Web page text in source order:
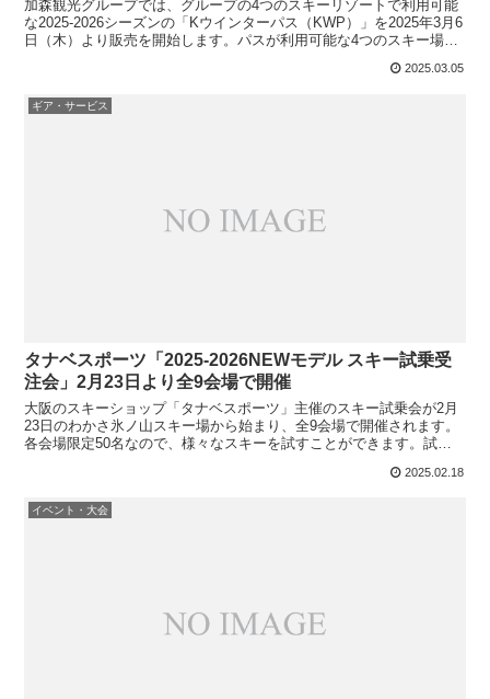
加森観光グループでは、グループの4つのスキーリゾートで利用可能
な2025-2026シーズンの「Kウインターパス（KWP）」を2025年3月6
日（木）より販売を開始します。パスが利用可能な4つのスキー場
2025.03.05
ギア・サービス
タナベスポーツ「2025-2026NEWモデル スキー試乗受
注会」2月23日より全9会場で開催
大阪のスキーショップ「タナベスポーツ」主催のスキー試乗会が2月
23日のわかさ氷ノ山スキー場から始まり、全9会場で開催されます。
各会場限定50名なので、様々なスキーを試すことができます。試乗
2025.02.18
イベント・大会